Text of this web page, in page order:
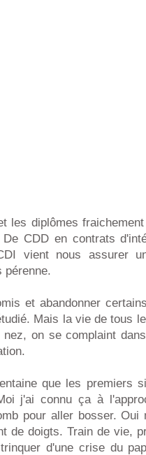
les diplômes
CDD en contrats
vient nous assurer
pérenne.
et abandonner
Mais la vie de tous
on se complaint
que les premiers
j'ai connu ça à
pour aller bosser. Oui
de doigts. Train de vie,
d'une crise du